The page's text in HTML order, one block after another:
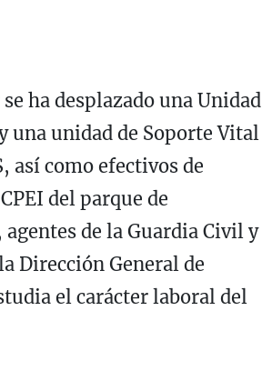
ha desplazado una Unidad
una unidad de Soporte Vital
así como efectivos de
del parque de
de la Guardia Civil y
Dirección General de
el carácter laboral del